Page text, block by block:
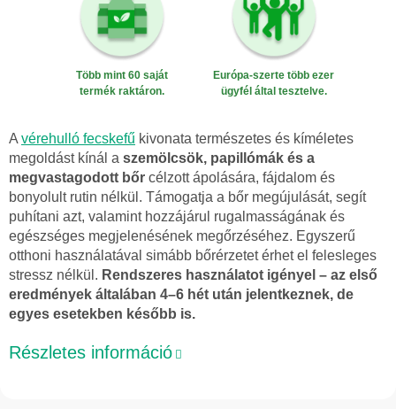
Több mint 60 saját
termék raktáron.
Európa-szerte több ezer
ügyfél által tesztelve.
A vérehulló fecskefű kivonata természetes és kíméletes
megoldást kínál a szemölcsök, papillómák és a
megvastagodott bőr célzott ápolására, fájdalom és
bonyolult rutin nélkül. Támogatja a bőr megújulását, segít
puhítani azt, valamint hozzájárul rugalmasságának és
egészséges megjelenésének megőrzéséhez. Egyszerű
otthoni használatával simább bőrérzetet érhet el felesleges
stressz nélkül. Rendszeres használatot igényel – az első
eredmények általában 4–6 hét után jelentkeznek, de
egyes esetekben később is.
Részletes információ